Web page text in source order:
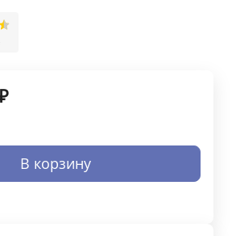
В корзину